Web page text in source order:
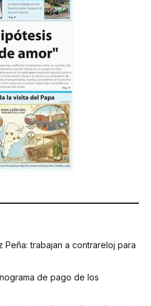
Peña: trabajan a contrareloj para
de pago de los